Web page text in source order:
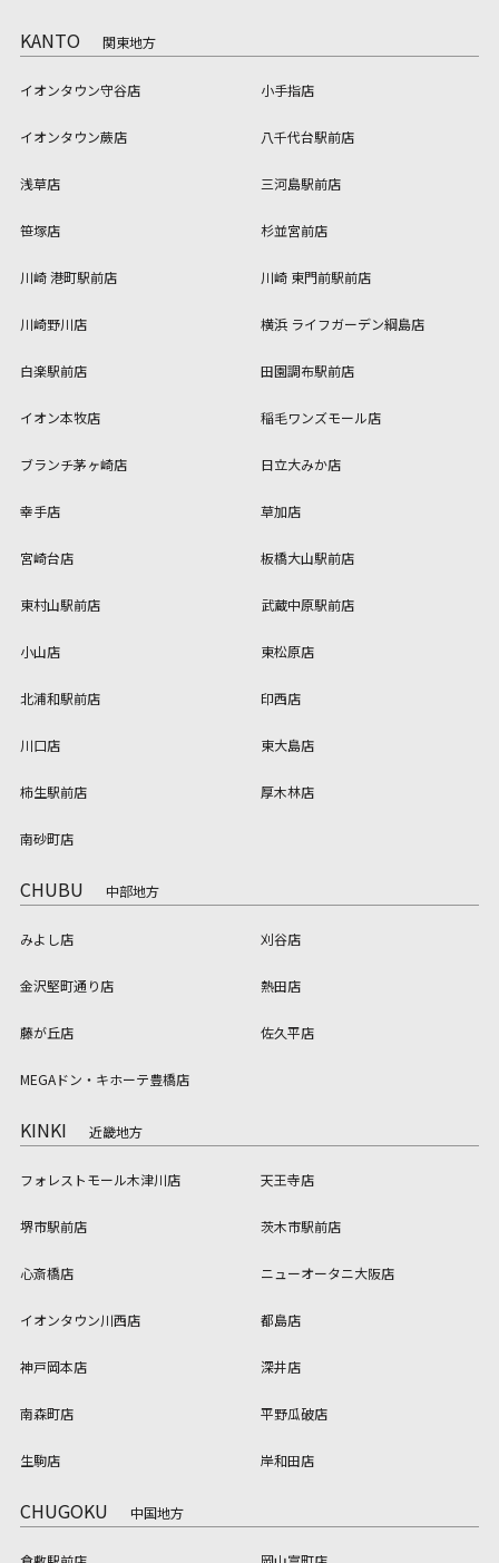
KANTO 関東地方
イオンタウン守谷店 小手指店
イオンタウン蕨店 八千代台駅前店
浅草店 三河島駅前店
笹塚店 杉並宮前店
川崎 港町駅前店 川崎 東門前駅前店
川崎野川店 横浜 ライフガーデン綱島店
白楽駅前店 田園調布駅前店
イオン本牧店 稲毛ワンズモール店
ブランチ茅ヶ崎店 日立大みか店
幸手店 草加店
宮崎台店 板橋大山駅前店
東村山駅前店 武蔵中原駅前店
小山店 東松原店
北浦和駅前店 印西店
川口店 東大島店
柿生駅前店 厚木林店
南砂町店
CHUBU 中部地方
みよし店 刈谷店
金沢堅町通り店 熱田店
藤が丘店 佐久平店
MEGAドン・キホーテ豊橋店
KINKI 近畿地方
フォレストモール木津川店 天王寺店
堺市駅前店 茨木市駅前店
心斎橋店 ニューオータニ大阪店
イオンタウン川西店 都島店
神戸岡本店 深井店
南森町店 平野瓜破店
生駒店 岸和田店
CHUGOKU 中国地方